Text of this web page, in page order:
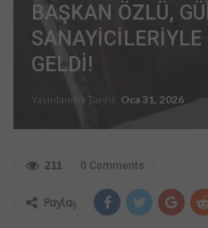
BAŞKAN ÖZLÜ,
GELDİ!
Yayınlanma Tarihi: Oca 31, 2026
0 Comments
211
Paylaş